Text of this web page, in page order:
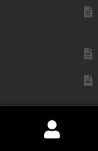
© sarl Les